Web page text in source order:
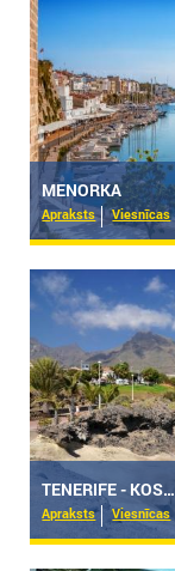
MENORKA
Apraksts Viesnīcas
TENERIFE - KOSTA ADEHE
Apraksts Viesnīcas